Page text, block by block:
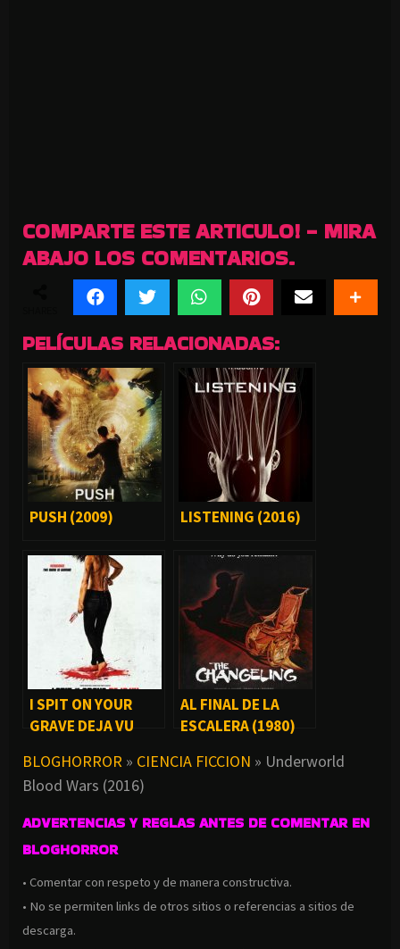
COMPARTE ESTE ARTICULO! - MIRA
ABAJO LOS COMENTARIOS.
PELÍCULAS RELACIONADAS:
PUSH (2009) LISTENING (2016)
I SPIT ON YOUR
GRAVE DEJA VU
AL FINAL DE LA
ESCALERA (1980)
BLOGHORROR » CIENCIA FICCION » Underworld
Blood Wars (2016)
ADVERTENCIAS Y REGLAS ANTES DE COMENTAR EN
BLOGHORROR
• Comentar con respeto y de manera constructiva.
• No se permiten links de otros sitios o referencias a sitios de
descarga.